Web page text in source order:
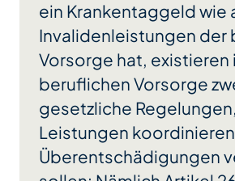
ein Krankentaggeld wie
Invalidenleistungen der
Vorsorge hat, existieren
beruflichen Vorsorge
gesetzliche
Leistungen
Überentschädigungen